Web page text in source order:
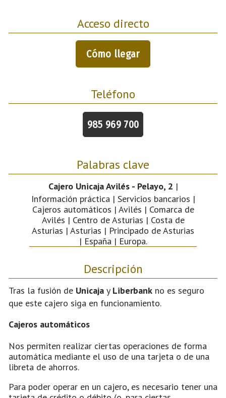
Acceso directo
Cómo llegar
Teléfono
985 969 700
Palabras clave
Cajero Unicaja Avilés - Pelayo, 2 |
Información práctica | Servicios bancarios |
Cajeros automáticos | Avilés | Comarca de
Avilés | Centro de Asturias | Costa de
Asturias | Asturias | Principado de Asturias
| España | Europa.
Descripción
Tras la fusión de Unicaja y Liberbank no es seguro
que este cajero siga en funcionamiento.
Cajeros automáticos
Nos permiten realizar ciertas operaciones de forma
automática mediante el uso de una tarjeta o de una
libreta de ahorros.
Para poder operar en un cajero, es necesario tener una